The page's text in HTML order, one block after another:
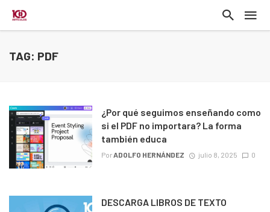
TAG: PDF
¿Por qué seguimos enseñando como
si el PDF no importara? La forma
también educa
PorADOLFO HERNÁNDEZ julio 8, 2025 0
DESCARGA LIBROS DE TEXTO